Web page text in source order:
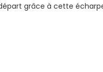
grâce à cette